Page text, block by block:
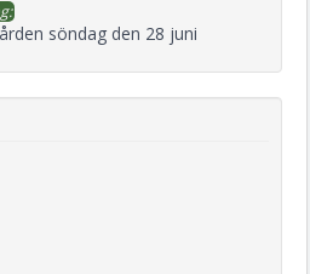
söndag den 28 juni